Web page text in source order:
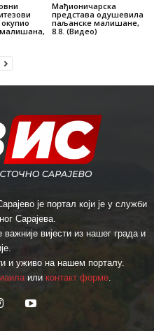
малишана,
Мађионичарска
представа одушевила
паљанске малишане,
8.8. (Видео)
је портал који је у служби
Сарајева.
вијести из нашег града и
и уживо на нашем порталу.
или контакт форме.